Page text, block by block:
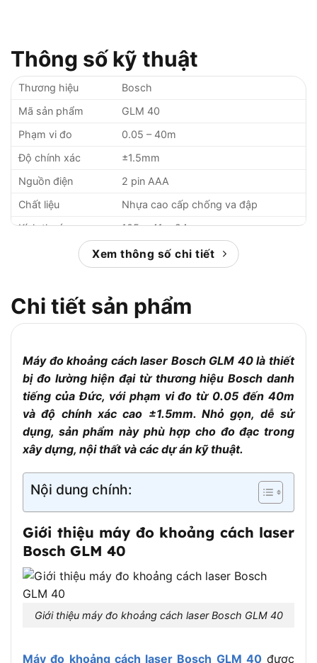
Thông số kỹ thuật
Thương hiệu
Bosch
Mã sản phẩm
GLM 40
Phạm vi đo
0.05 – 40m
Độ chính xác
±1.5mm
Nguồn điện
2 pin AAA
Chất liệu
Nhựa cao cấp chống va đập
Kích thước
105 x 41 x 24mm
90g
Bảo hành
6 tháng
Xem thông số chi tiết
Chi tiết sản phẩm
Máy đo khoảng cách laser Bosch GLM 40 là thiết
bị đo lường hiện đại từ thương hiệu Bosch danh
tiếng của Đức, với phạm vi đo từ 0.05 đến 40m
và độ chính xác cao ±1.5mm. Nhỏ gọn, dễ sử
dụng, sản phẩm này phù hợp cho đo đạc trong
xây dựng, nội thất và các dự án kỹ thuật.
Nội dung chính:
Giới thiệu máy đo khoảng cách laser
Bosch GLM 40
Giới thiệu máy đo khoảng cách laser Bosch GLM 40
Máy đo khoảng cách laser Bosch GLM 40 được